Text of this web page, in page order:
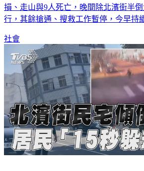
損、走山與9人死亡，晚間除北濱街半
行，其餘搶通、搜救工作暫停，今早持
社會